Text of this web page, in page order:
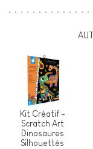
Kit Créatif -
Scratch Art
Dinosaures
Silhouettés